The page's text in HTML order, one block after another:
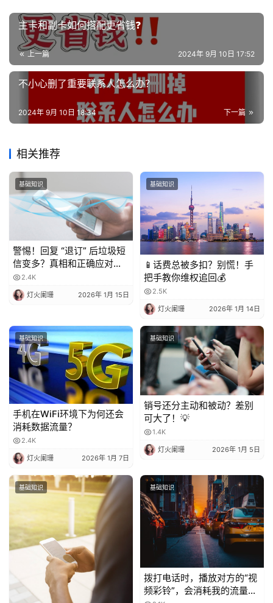
主卡和副卡如何搭配更省钱❓
上一篇 2024年 9月 10日 17:52
不小心删了重要联系人怎么办？
下一篇
2024年 9月 10日 18:34
相关推荐
基础知识
警惕！回复 “退订” 后垃圾短
信变多？真相和正确应对方
法都在这
2.4K
灯火阑珊 2026年 1月 15日
基础知识
📱话费总被多扣？别慌！手
把手教你维权追回💰
2.5K
灯火阑珊 2026年 1月 14日
基础知识
手机在WiFi环境下为何还会
消耗数据流量？
2.4K
灯火阑珊 2026年 1月 7日
基础知识
销号还分主动和被动？差别
可大了！💡
1.4K
灯火阑珊 2026年 1月 5日
基础知识 基础知识
拨打电话时，播放对方的“视
频彩铃”，会消耗我的流量